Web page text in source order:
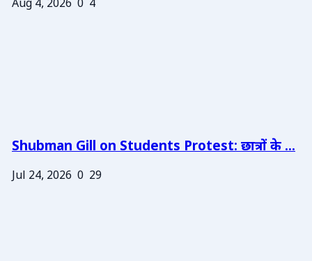
Aug 4, 2026 0 4
Shubman Gill on Students Protest: छात्रों के ...
Jul 24, 2026 0 29